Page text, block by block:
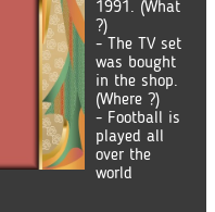
1991. (What
?)
- The TV set
was bought
in the shop.
(Where ?)
- Football is
played all
over the
world